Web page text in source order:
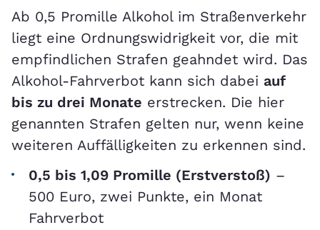
Ab 0,5 Promille Alkohol im Straßenverkehr
liegt eine Ordnungswidrigkeit vor, die mit
empfindlichen Strafen geahndet wird. Das
Alkohol-Fahrverbot kann sich dabei auf
bis zu drei Monate erstrecken. Die hier
genannten Strafen gelten nur, wenn keine
weiteren Auffälligkeiten zu erkennen sind.
0,5 bis 1,09 Promille (Erstverstoß) –
500 Euro, zwei Punkte, ein Monat
Fahrverbot